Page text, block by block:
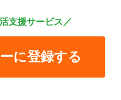
支援サービス／
に登録する